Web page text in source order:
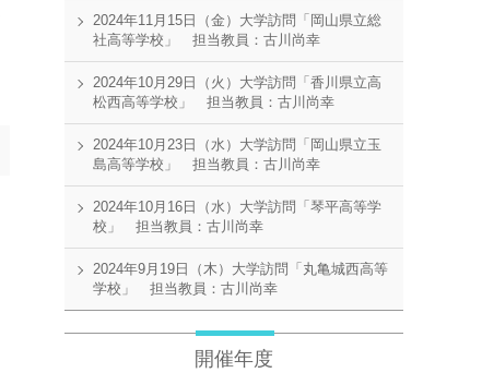
2024年11月15日（金）大学訪問「岡山県立総
社高等学校」 担当教員：古川尚幸
2024年10月29日（火）大学訪問「香川県立高
松西高等学校」 担当教員：古川尚幸
2024年10月23日（水）大学訪問「岡山県立玉
島高等学校」 担当教員：古川尚幸
2024年10月16日（水）大学訪問「琴平高等学
校」 担当教員：古川尚幸
2024年9月19日（木）大学訪問「丸亀城西高等
学校」 担当教員：古川尚幸
開催年度